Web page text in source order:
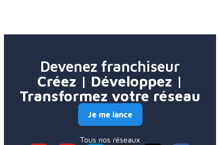
Devenez franchiseur
Créez | Développez |
Transformez votre réseau
Je me lance
Tous nos réseaux